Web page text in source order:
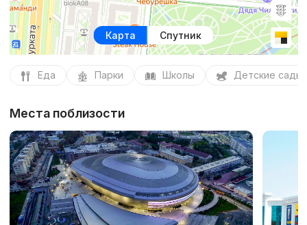
Карта Спутник
Еда Парки Школы Детские сады
Места поблизости